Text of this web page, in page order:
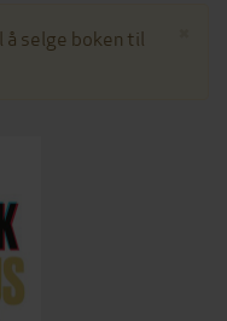
selge boken til